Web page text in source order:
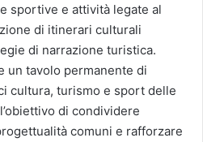
sportive e attività legate al
di itinerari culturali
di narrazione turistica.
un tavolo permanente di
cultura, turismo e sport delle
di condividere
comuni e rafforzare